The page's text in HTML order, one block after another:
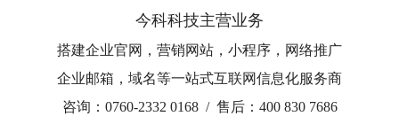
今科科技主营业务
搭建企业官网，营销网站，小程序，网络推广
企业邮箱，域名等一站式互联网信息化服务商
咨询：0760-2332 0168 / 售后：400 830 7686